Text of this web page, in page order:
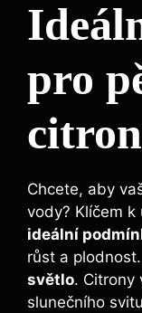
pro
Chcete, aby
vody? Klíčem
ideální
růst a
světlo. Citrony
slunečního